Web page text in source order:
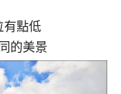
有點低
的美景